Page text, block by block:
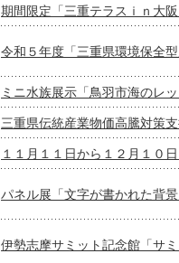
期間限定「三重テラスｉｎ大
令和５年度「三重県環境保全
ミニ水族展示「鳥羽市海のレ
三重県伝統産業物価高騰対策
１１月１１日から１２月１０
パネル展「文字が書かれた背
伊勢志摩サミット記念館「サ